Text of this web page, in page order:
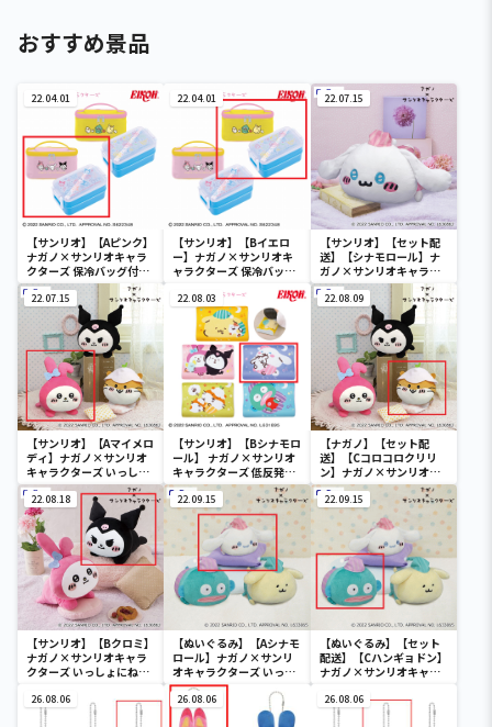
おすすめ景品
22.04.01
【サンリオ】【Aピンク】
ナガノ×サンリオキャラ
クターズ 保冷バッグ付き
ランチボックス
22.04.01
【サンリオ】【Bイエロ
ー】ナガノ×サンリオキ
ャラクターズ 保冷バッグ
22.07.15
【サンリオ】【セット配
送】【シナモロール】ナ
ガノ×サンリオキャラク
ターズ いっしょにねんね
BIGぬいぐるみ～シナモ
ロール～
22.07.15
【サンリオ】【Aマイメロ
ディ】ナガノ×サンリオ
キャラクターズ いっしょ
にねんねぬいぐるみ①
22.08.03
【サンリオ】【Bシナモロ
ール】 ナガノ×サンリオ
キャラクターズ 低反発ま
くら
22.08.09
【ナガノ】【セット配
送】【Cコロコロクリリ
ン】ナガノ×サンリオキ
ャラクターズ いっしょに
ねんねぬいぐるみ①
22.08.18
【サンリオ】【Bクロミ】
ナガノ×サンリオキャラ
クターズ いっしょにねん
メロディとクロミ～
22.09.15
【ぬいぐるみ】【Aシナモ
ロール】ナガノ×サンリ
オキャラクターズ いっし
ょにねんねぬいぐるみ
22.09.15
【ぬいぐるみ】【セット
配送】【Cハンギョドン】
ナガノ×サンリオキャラ
ねぬいぐるみ②
26.08.06 26.08.06 26.08.06